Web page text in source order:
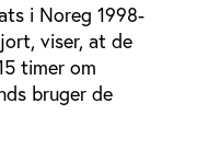
i Noreg 1998-
viser, at de
timer om
bruger de